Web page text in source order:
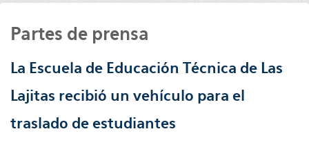
Partes de prensa
La Escuela de Educación Técnica de Las
Lajitas recibió un vehículo para el
traslado de estudiantes